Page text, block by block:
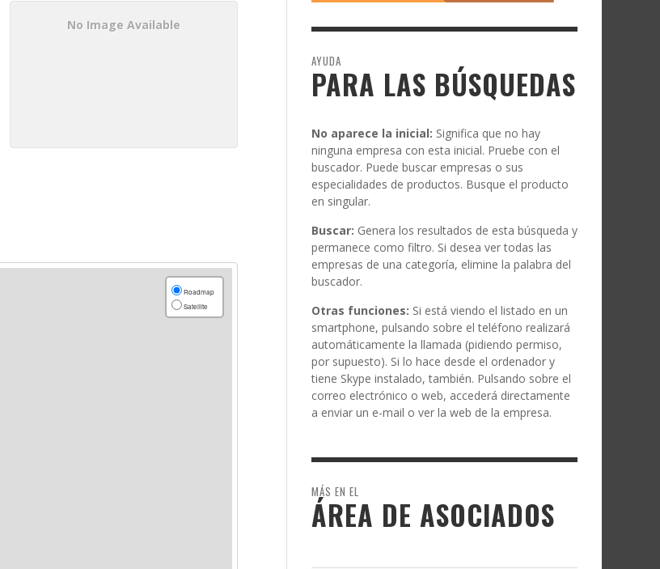
No Image Available
Roadmap
Satellite
AYUDA
PARA LAS BÚSQUEDAS
No aparece la inicial: Significa que no hay
ninguna empresa con esta inicial. Pruebe con el
buscador. Puede buscar empresas o sus
especialidades de productos. Busque el producto
en singular.
Buscar: Genera los resultados de esta búsqueda y
permanece como filtro. Si desea ver todas las
empresas de una categoría, elimine la palabra del
buscador.
Otras funciones: Si está viendo el listado en un
smartphone, pulsando sobre el teléfono realizará
automáticamente la llamada (pidiendo permiso,
por supuesto). Si lo hace desde el ordenador y
tiene Skype instalado, también. Pulsando sobre el
correo electrónico o web, accederá directamente
a enviar un e-mail o ver la web de la empresa.
MÁS EN EL
ÁREA DE ASOCIADOS